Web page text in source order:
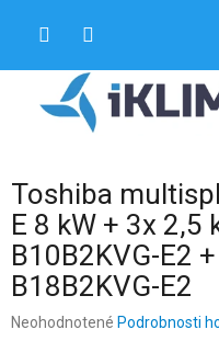
Toshiba
E 8 kW + 3x 2,5
B10B2KVG-E2
B18B2KVG-E2
Priemerné
Neohodnotené Podrobnosti